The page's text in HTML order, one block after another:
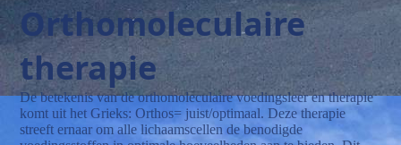
Orthomoleculaire
therapie
De betekenis van de orthomoleculaire voedingsleer en therapie
komt uit het Grieks: Orthos= juist/optimaal. Deze therapie
streeft ernaar om alle lichaamscellen de benodigde